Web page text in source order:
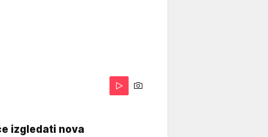
izgledati nova